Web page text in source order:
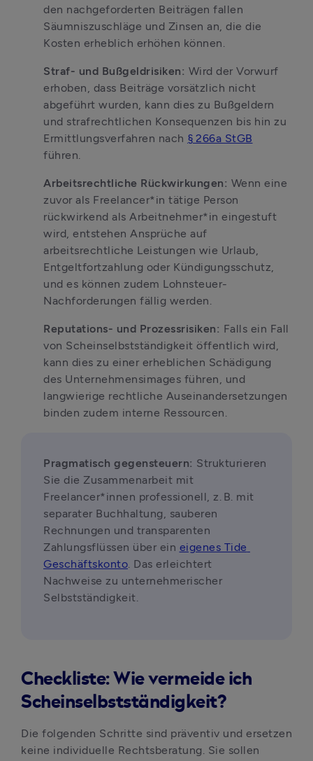
den nachgeforderten Beiträgen fallen
Säumniszuschläge und Zinsen an, die die
Kosten erheblich erhöhen können.
Straf- und Bußgeldrisiken: Wird der Vorwurf
erhoben, dass Beiträge vorsätzlich nicht
abgeführt wurden, kann dies zu Bußgeldern
und strafrechtlichen Konsequenzen bis hin zu
Ermittlungsverfahren nach § 266a StGB
führen.
Arbeitsrechtliche Rückwirkungen: Wenn eine
zuvor als Freelancer*in tätige Person
rückwirkend als Arbeitnehmer*in eingestuft
wird, entstehen Ansprüche auf
arbeitsrechtliche Leistungen wie Urlaub,
Entgeltfortzahlung oder Kündigungsschutz,
und es können zudem Lohnsteuer-
Nachforderungen fällig werden.
Reputations- und Prozessrisiken: Falls ein Fall
von Scheinselbstständigkeit öffentlich wird,
kann dies zu einer erheblichen Schädigung
des Unternehmensimages führen, und
langwierige rechtliche Auseinandersetzungen
binden zudem interne Ressourcen.
Pragmatisch gegensteuern: Strukturieren
Sie die Zusammenarbeit mit
Freelancer*innen professionell, z. B. mit
separater Buchhaltung, sauberen
Rechnungen und transparenten
Zahlungsflüssen über ein eigenes Tide
Geschäftskonto. Das erleichtert
Nachweise zu unternehmerischer
Selbstständigkeit.
Checkliste: Wie vermeide ich
Scheinselbstständigkeit?
Die folgenden Schritte sind präventiv und ersetzen
keine individuelle Rechtsberatung. Sie sollen